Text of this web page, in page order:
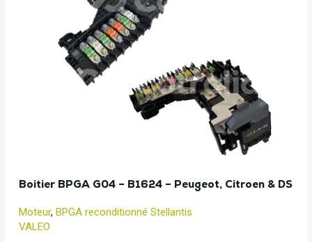
Boitier BPGA G04 – B1624 – Peugeot, Citroen & DS
Moteur, BPGA reconditionné Stellantis
VALEO